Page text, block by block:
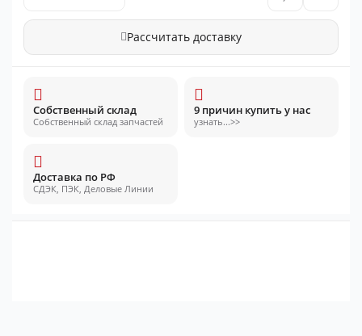
Рассчитать доставку
Собственный склад
Собственный склад запчастей
9 причин купить у нас
узнать...>>
Доставка по РФ
СДЭК, ПЭК, Деловые Линии